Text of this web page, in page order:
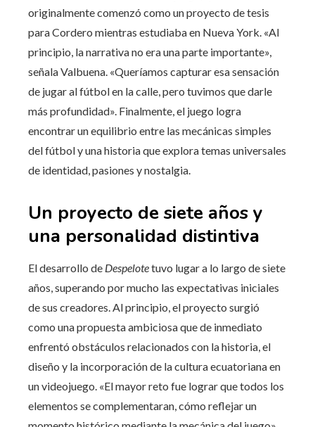
originalmente comenzó como un proyecto de tesis
para Cordero mientras estudiaba en Nueva York. «Al
principio, la narrativa no era una parte importante»,
señala Valbuena. «Queríamos capturar esa sensación
de jugar al fútbol en la calle, pero tuvimos que darle
más profundidad». Finalmente, el juego logra
encontrar un equilibrio entre las mecánicas simples
del fútbol y una historia que explora temas universales
de identidad, pasiones y nostalgia.
Un proyecto de siete años y
una personalidad distintiva
El desarrollo de Despelotetuvo lugar a lo largo de siete
años, superando por mucho las expectativas iniciales
de sus creadores. Al principio, el proyecto surgió
como una propuesta ambiciosa que de inmediato
enfrentó obstáculos relacionados con la historia, el
diseño y la incorporación de la cultura ecuatoriana en
un videojuego. «El mayor reto fue lograr que todos los
elementos se complementaran, cómo reflejar un